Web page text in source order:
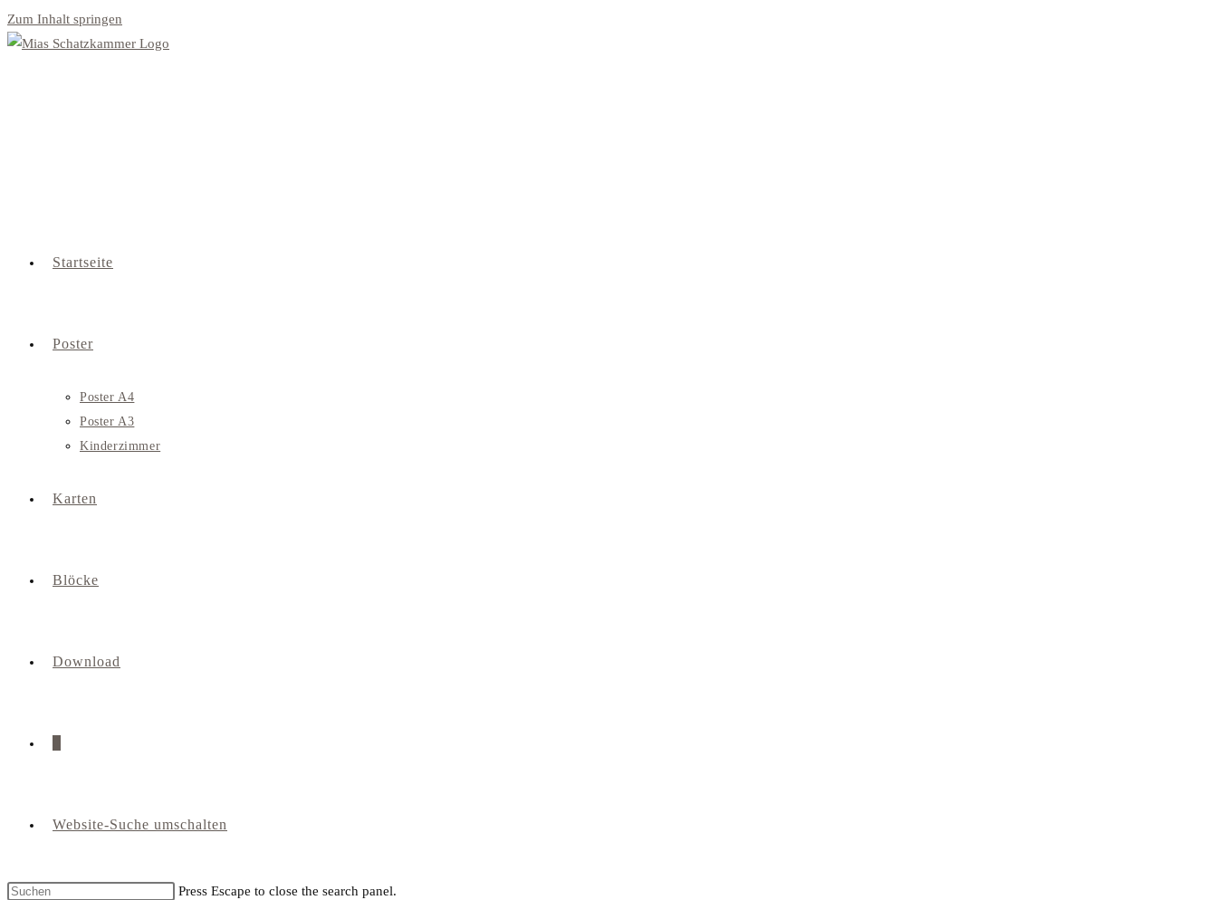
Zum Inhalt springen
Startseite
Poster
Poster A4
Poster A3
Kinderzimmer
Karten
Blöcke
Download
Website-Suche umschalten
Press Escape to close the search panel.